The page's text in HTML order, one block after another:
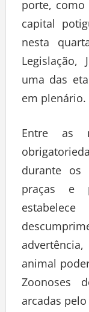
porte,
capital
nesta
Legislação,
uma das
em plenário.
Entre as
durante os
praças e
animal
Zoonoses
arcadas